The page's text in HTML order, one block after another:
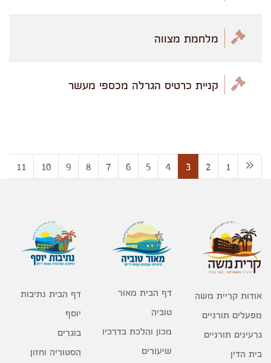
מלחמת מצווה
קניית כרטיס הגרלה מכספי מעשר
1
2
3
4
5
6
7
8
9
10
11
אודות קריית משה
מפעלים תורניים
גרעינים תורניים
בית הדין
דף הבית מאור
טוביה
מכון והלכת בדרכיו
שיעורים
דף הבית נתיבות
יוסף
בוגרים
הסטוריה וחזון